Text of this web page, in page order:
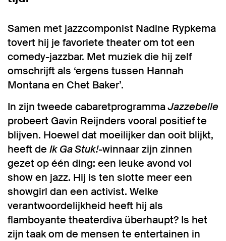
Samen met jazzcomponist Nadine Rypkema
tovert hij je favoriete theater om tot een
comedy-jazzbar. Met muziek die hij zelf
omschrijft als ‘ergens tussen Hannah
Montana en Chet Baker’.
In zijn tweede cabaretprogrammaJazzebelle
probeert Gavin Reijnders vooral positief te
blijven. Hoewel dat moeilijker dan ooit blijkt,
heeft de Ik Ga Stuk!-winnaar zijn zinnen
gezet op één ding: een leuke avond vol
show en jazz. Hij is ten slotte meer een
showgirl dan een activist. Welke
verantwoordelijkheid heeft hij als
flamboyante theaterdiva überhaupt? Is het
zijn taak om de mensen te entertainen in